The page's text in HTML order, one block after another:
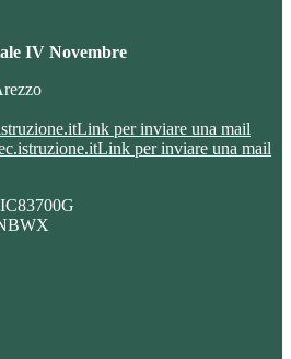
IV Novembre
Link per inviare una mail
Link per inviare una mail